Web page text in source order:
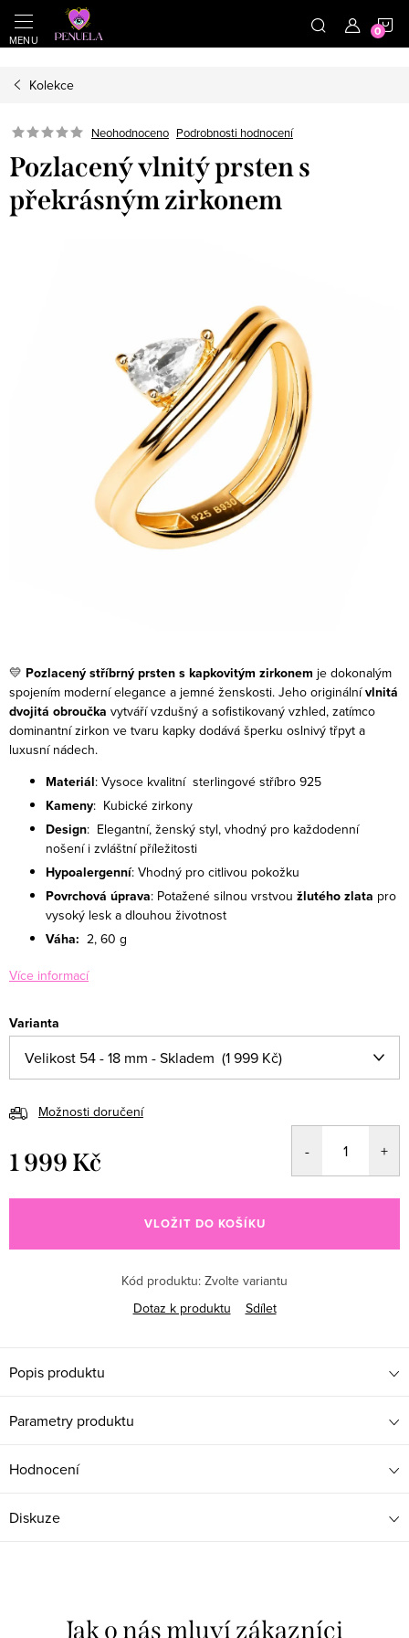
https://cz.pinterest.com/shoppenuela/
Přejít na obsah
Kolekce
Neohodnoceno Podrobnosti hodnocení
Pozlacený vlnitý prsten s
překrásným zirkonem
💛 Pozlacený stříbrný prsten s kapkovitým zirkonem je dokonalým
spojením moderní elegance a jemné ženskosti. Jeho originálnívlnitá
dvojitá obroučka vytváří vzdušný a sofistikovaný vzhled, zatímco
dominantní zirkon ve tvaru kapky dodává šperku oslnivý třpyt a
luxusní nádech.
Materiál: Vysoce kvalitní sterlingové stříbro 925
Kameny: Kubické zirkony
Design: Elegantní, ženský styl, vhodný pro každodenní
nošení i zvláštní příležitosti
Hypoalergenní: Vhodný pro citlivou pokožku
Povrchová úprava: Potažené silnou vrstvou žlutého zlata pro
vysoký lesk a dlouhou životnost
Váha: 2, 60 g
Více informací
Varianta
Možnosti doručení
1 999 Kč
VLOŽIT DO KOŠÍKU
Kód produktu: Zvolte variantu
Dotaz k produktu
Sdílet
Popis produktu
Parametry produktu
Hodnocení
Diskuze